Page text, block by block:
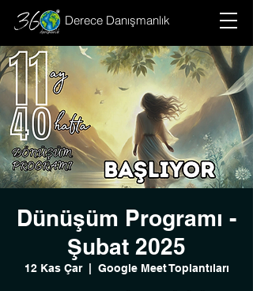
Derece Danışmanlık
Dünüşüm Programı -
Şubat 2025
12 Kas Çar
  |
Google Meet Toplantıları